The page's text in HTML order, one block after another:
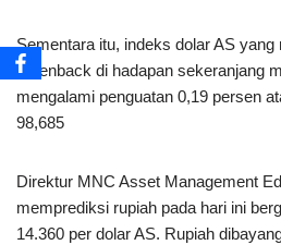
Sementara itu, indeks dolar AS
greenback di hadapan sekeranjang
mengalami penguatan 0,19 persen
98,685
Direktur MNC Asset Management
memprediksi rupiah pada hari ini
14.360 per dolar AS. Rupiah